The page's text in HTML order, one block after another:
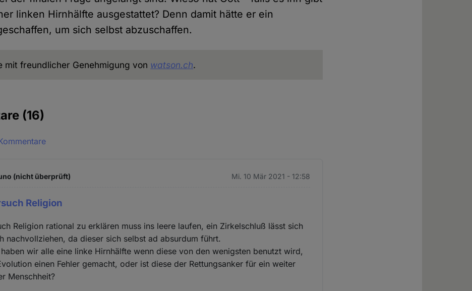
linken Hirnhälfte ausgestattet? Denn damit hätte er ein
um sich selbst abzuschaffen.
mit freundlicher Genehmigung von watson.ch.
(16)
(nicht überprüft) Mi. 10 Mär 2021 - 12:58
Religion
Religion rational zu erklären muss ins leere laufen, ein Zirkelschluß lässt sich
nachvollziehen, da dieser sich selbst ad absurdum führt.
wir alle eine linke Hirnhälfte wenn diese von den wenigsten benutzt wird,
einen Fehler gemacht, oder ist diese der Rettungsanker für ein weiter
Menschheit?